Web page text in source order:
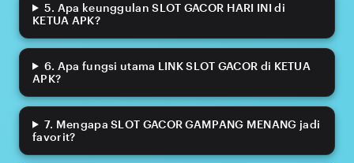
5. Apa keunggulan SLOT GACOR HARI INI di
KETUA APK?
6. Apa fungsi utama LINK SLOT GACOR di KETUA
APK?
7. Mengapa SLOT GACOR GAMPANG MENANG jadi
favorit?